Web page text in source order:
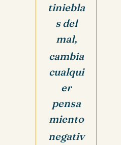
tiniebla
s del
mal,
cambia
cualqui
er
pensa
miento
negativ